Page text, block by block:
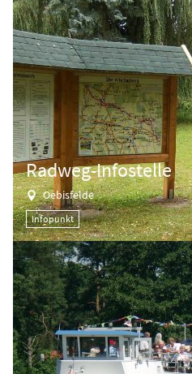
Radweg-Infostelle
Oebisfelde
Infopunkt